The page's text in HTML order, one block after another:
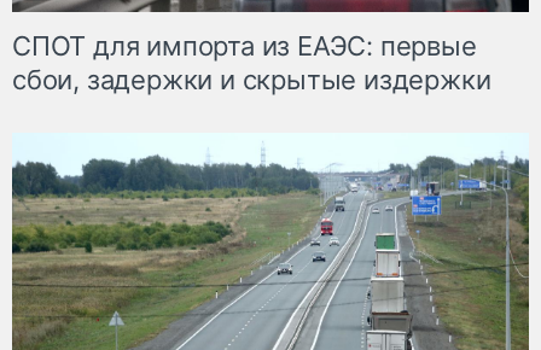
СПОТ для импорта из ЕАЭС: первые
сбои, задержки и скрытые издержки